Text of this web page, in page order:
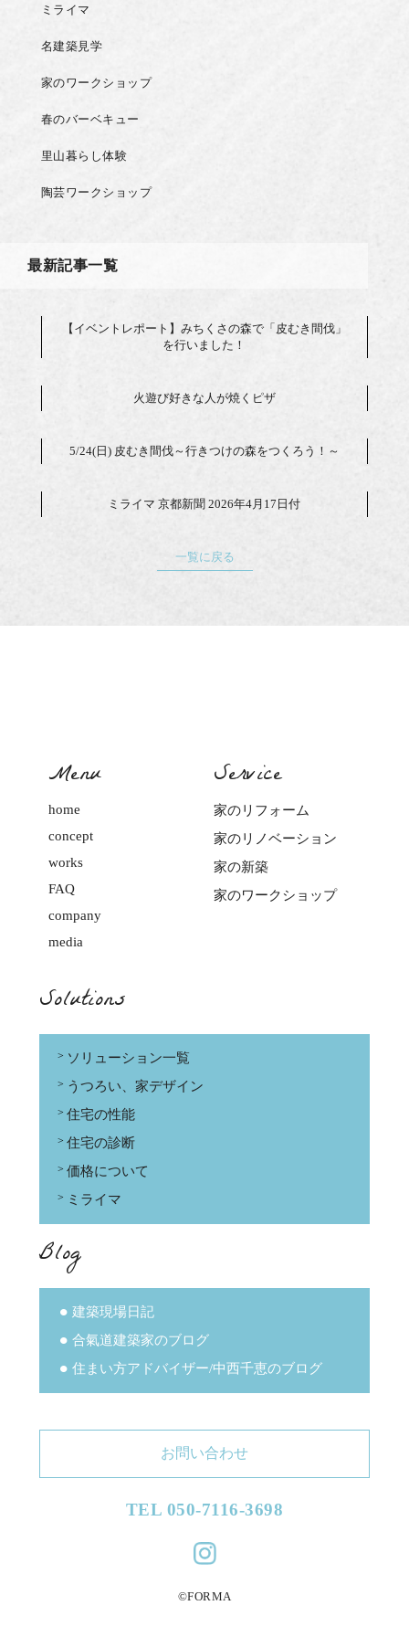
ミライマ
名建築見学
家のワークショップ
春のバーベキュー
里山暮らし体験
陶芸ワークショップ
最新記事一覧
【イベントレポート】みちくさの森で「皮むき間伐」
を行いました！
火遊び好きな人が焼くピザ
5/24(日) 皮むき間伐～行きつけの森をつくろう！～
ミライマ 京都新聞 2026年4月17日付
一覧に戻る
Menu
home
concept
works
FAQ
company
media
Service
家のリフォーム
家のリノベーション
家の新築
家のワークショップ
Solutions
ソリューション一覧
うつろい、家デザイン
住宅の性能
住宅の診断
価格について
ミライマ
Blog
建築現場日記
合氣道建築家のブログ
住まい方アドバイザー/中西千恵のブログ
お問い合わせ
TEL 050-7116-3698
©︎FORMA